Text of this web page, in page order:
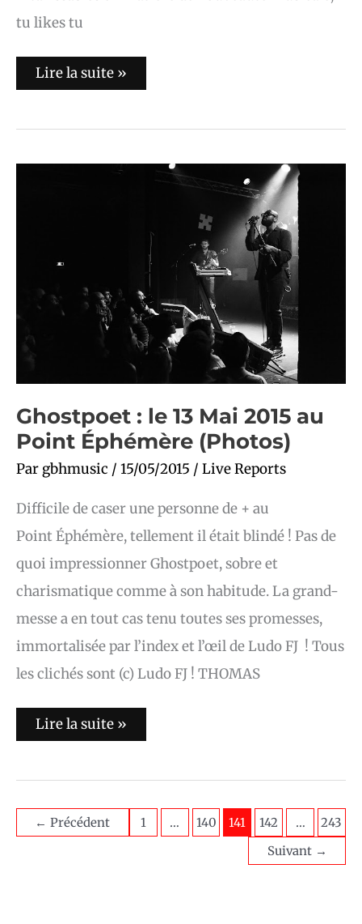
tu likes tu
Lire la suite »
Ghostpoet : le 13 Mai 2015 au
Point Éphémère (Photos)
Par gbhmusic / 15/05/2015 / Live Reports
Difficile de caser une personne de + au
Point Éphémère, tellement il était blindé ! Pas de
quoi impressionner Ghostpoet, sobre et
charismatique comme à son habitude. La grand-
messe a en tout cas tenu toutes ses promesses,
immortalisée par l’index et l’œil de Ludo FJ ! Tous
les clichés sont (c) Ludo FJ ! THOMAS
Ghostpoet
Point
(Photos)
Lire la suite »
← Précédent 1 … 140 141 142 …
243
Suivant →